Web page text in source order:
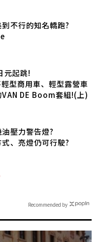
不行的知名轎跑?
元起跳!
型商用車、輕型露營車
DE Boom套組!(上)
油壓力警告燈?
、亮燈仍可行駛?
Recommended by